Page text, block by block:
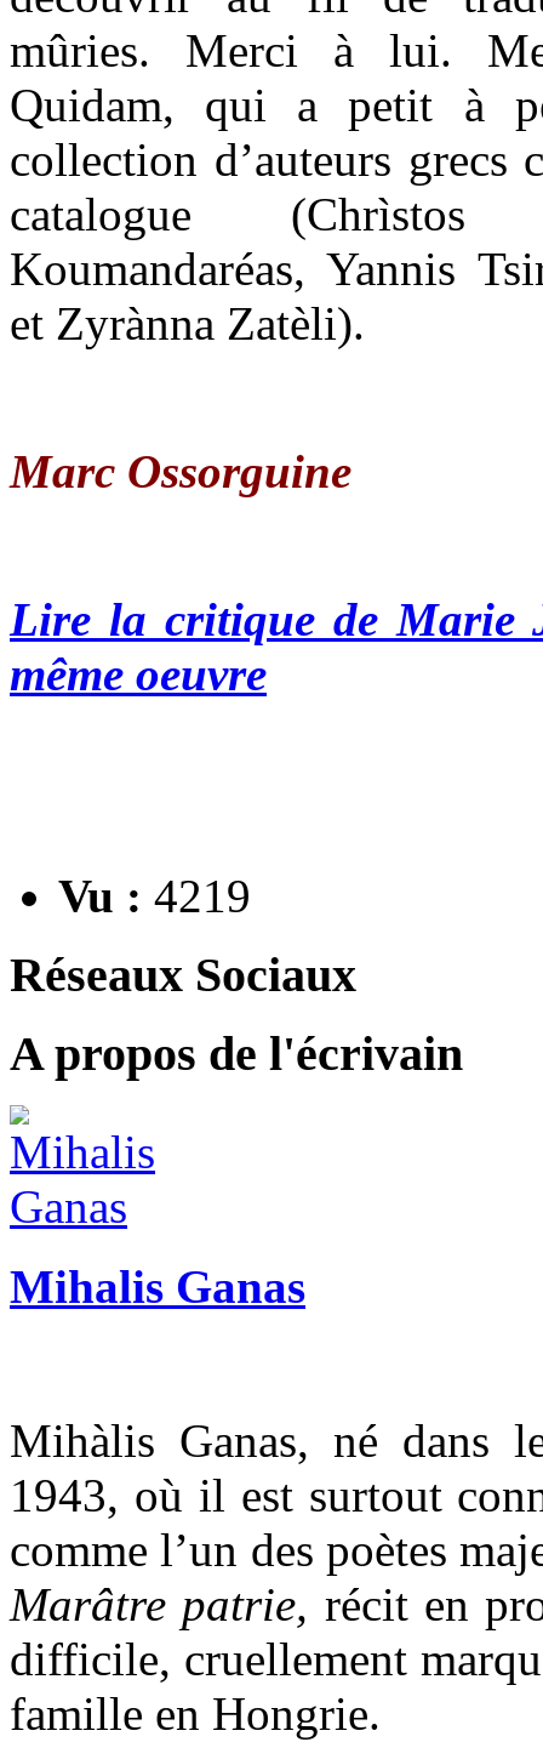
mûries. Merci à lui.
Quidam, qui a petit à
collection d’auteurs grecs
catalogue
Koumandaréas, Yannis
et Zyrànna Zatèli).
Marc Ossorguine
Lire la critique de Marie
même oeuvre
Vu : 4219
Réseaux Sociaux
A propos de l'écrivain
Mihalis Ganas
Mihàlis Ganas, né dans
1943, où il est surtout
comme l’un des poètes
Marâtre patrie, récit en
difficile, cruellement
famille en Hongrie.